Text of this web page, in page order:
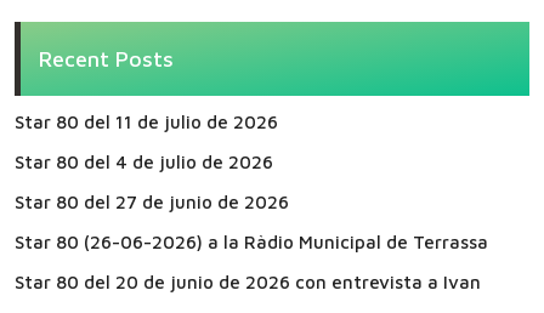
Recent Posts
Star 80 del 11 de julio de 2026
Star 80 del 4 de julio de 2026
Star 80 del 27 de junio de 2026
Star 80 (26-06-2026) a la Ràdio Municipal de Terrassa
Star 80 del 20 de junio de 2026 con entrevista a Ivan